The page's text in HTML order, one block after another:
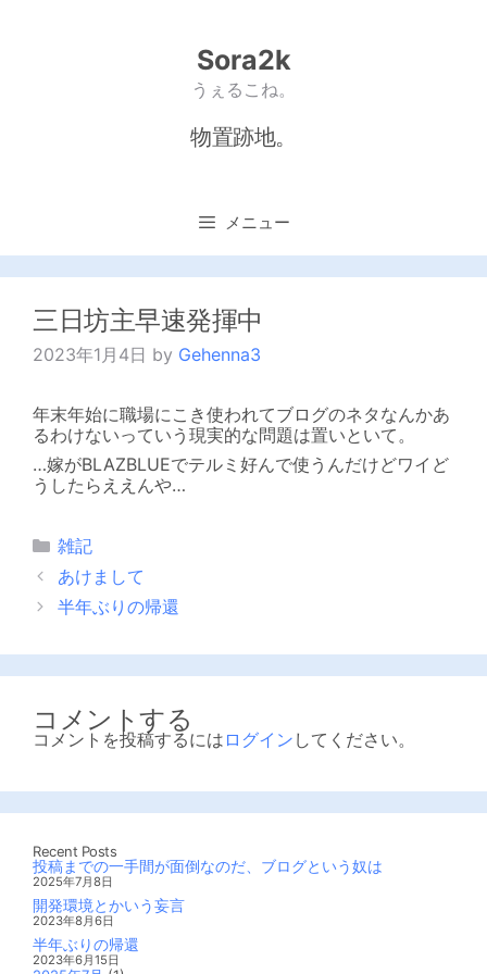
Sora2k
うぇるこね。
物置跡地。
メニュー
三日坊主早速発揮中
2023年1月4日 by Gehenna3
年末年始に職場にこき使われてブログのネタなんかあ
るわけないっていう現実的な問題は置いといて。
…嫁がBLAZBLUEでテルミ好んで使うんだけどワイど
うしたらええんや…
カ
テ
ゴ
リ
雑記
あけまして
半年ぶりの帰還
コメントする
コメントを投稿するには ログイン してください。
Recent Posts
投稿までの一手間が面倒なのだ、ブログという奴は
2025年7月8日
開発環境とかいう妄言
2023年8月6日
半年ぶりの帰還
2023年6月15日